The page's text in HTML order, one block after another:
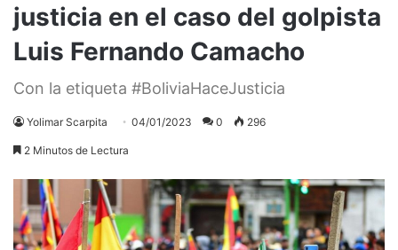
justicia en el caso del golpista
Luis Fernando Camacho
Con la etiqueta #BoliviaHaceJusticia
Yolimar Scarpita 04/01/2023 0 296
2 Minutos de Lectura